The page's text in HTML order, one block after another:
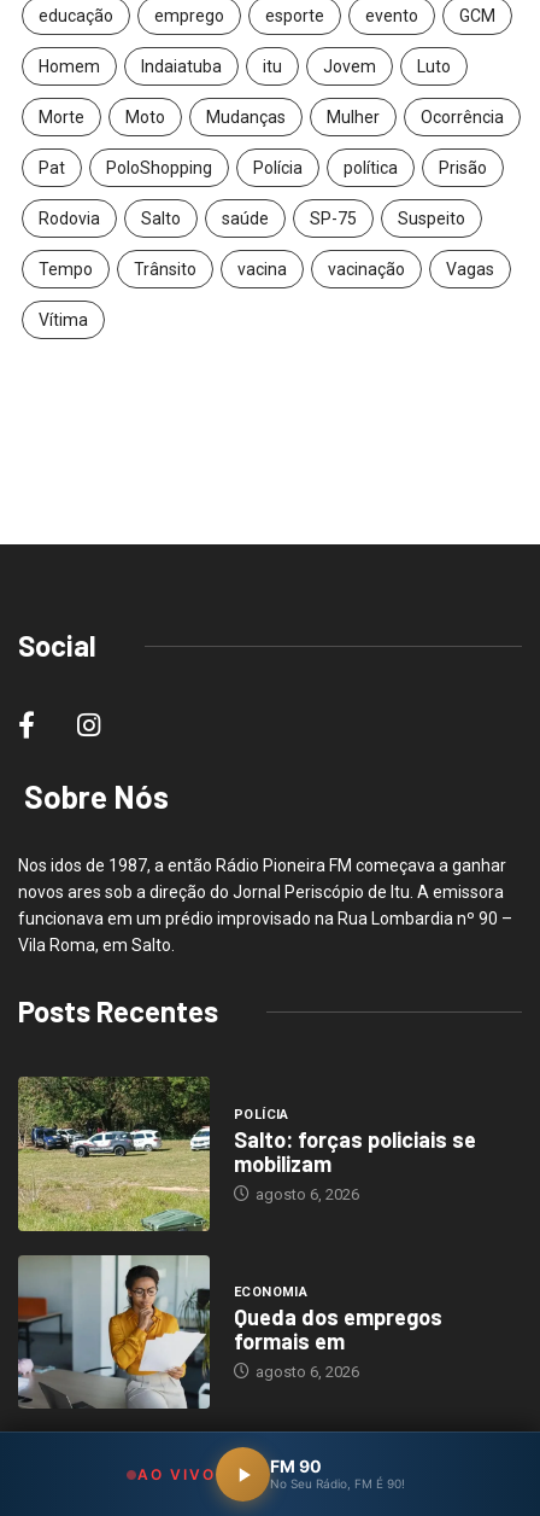
educação emprego esporte evento GCM
Homem Indaiatuba itu Jovem Luto
Morte Moto Mudanças Mulher Ocorrência
Pat PoloShopping Polícia política Prisão
Rodovia Salto saúde SP-75 Suspeito
Tempo Trânsito vacina vacinação Vagas
Vítima
Social
Sobre Nós
Nos idos de 1987, a então Rádio Pioneira FM começava a ganhar
novos ares sob a direção do Jornal Periscópio de Itu. A emissora
funcionava em um prédio improvisado na Rua Lombardia nº 90 –
Vila Roma, em Salto.
Posts Recentes
POLÍCIA
Salto: forças policiais se
mobilizam
agosto 6, 2026
ECONOMIA
Queda dos empregos
formais em
agosto 6, 2026
ECONOMIA
Entenda o que muda com
AO VIVO FM 90
No Seu Rádio, FM É 90!